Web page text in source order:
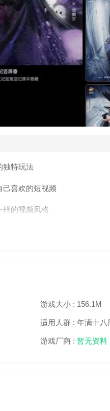
独特玩法
己喜欢的短视频
样的视频风格
用担心忘词了
系、黑白、总有你喜欢的
高能，百看不厌
宝小猫猫怎么这么萌啊喵喵喵
游戏大小 : 156.1M
适用人群 : 年满十八
游戏厂商 : 暂无资料